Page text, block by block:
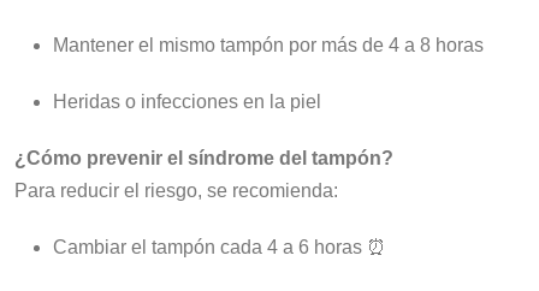
Mantener el mismo tampón por más de 4 a 8 horas
Heridas o infecciones en la piel
¿Cómo prevenir el síndrome del tampón?
Para reducir el riesgo, se recomienda:
Cambiar el tampón cada 4 a 6 horas ⏰